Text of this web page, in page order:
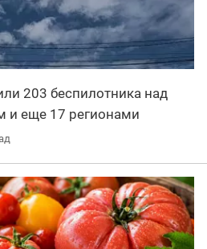
203 беспилотника над
и еще 17 регионами